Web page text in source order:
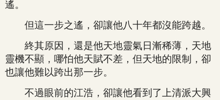
遙。
但這一步之遙，卻讓他八十年都沒能跨越。
終其原因，還是他天地靈氣日漸稀薄，天地
靈機不顯，哪怕他天賦不差，但天地的限制，卻
也讓他難以跨出那一步。
不過眼前的江浩，卻讓他看到了上清派大興